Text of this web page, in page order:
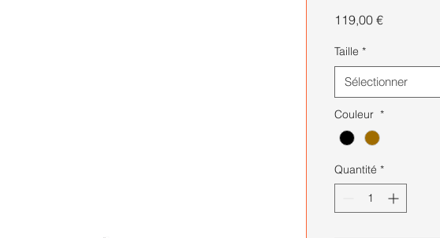
119,00 €Prix
Taille *
Sélectionner
Couleur *
Quantité *